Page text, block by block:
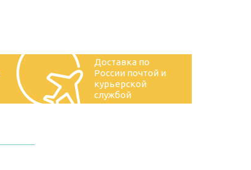
Доставка по
России почтой и
курьерской
службой